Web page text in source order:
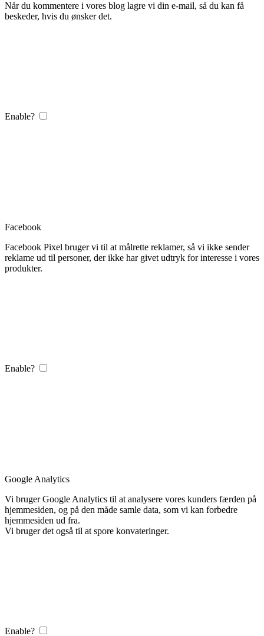
Når du kommentere i vores blog lagre vi din e-mail, så du kan få
beskeder, hvis du ønsker det.
Enable?
Facebook
Facebook Pixel bruger vi til at målrette reklamer, så vi ikke sender
reklame ud til personer, der ikke har givet udtryk for interesse i vores
produkter.
Enable?
Google Analytics
Vi bruger Google Analytics til at analysere vores kunders færden på
hjemmesiden, og på den måde samle data, som vi kan forbedre
hjemmesiden ud fra.
Vi bruger det også til at spore konvateringer.
Enable?